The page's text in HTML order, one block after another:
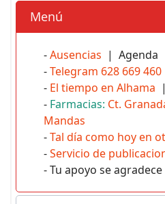
Menú
-Ausencias | Agenda
-Telegram 628 669 460
- El tiempo en Alhama |
- Farmacias: Ct.
Mandas
-Tal día como hoy en
-Servicio de
- Tu apoyo se